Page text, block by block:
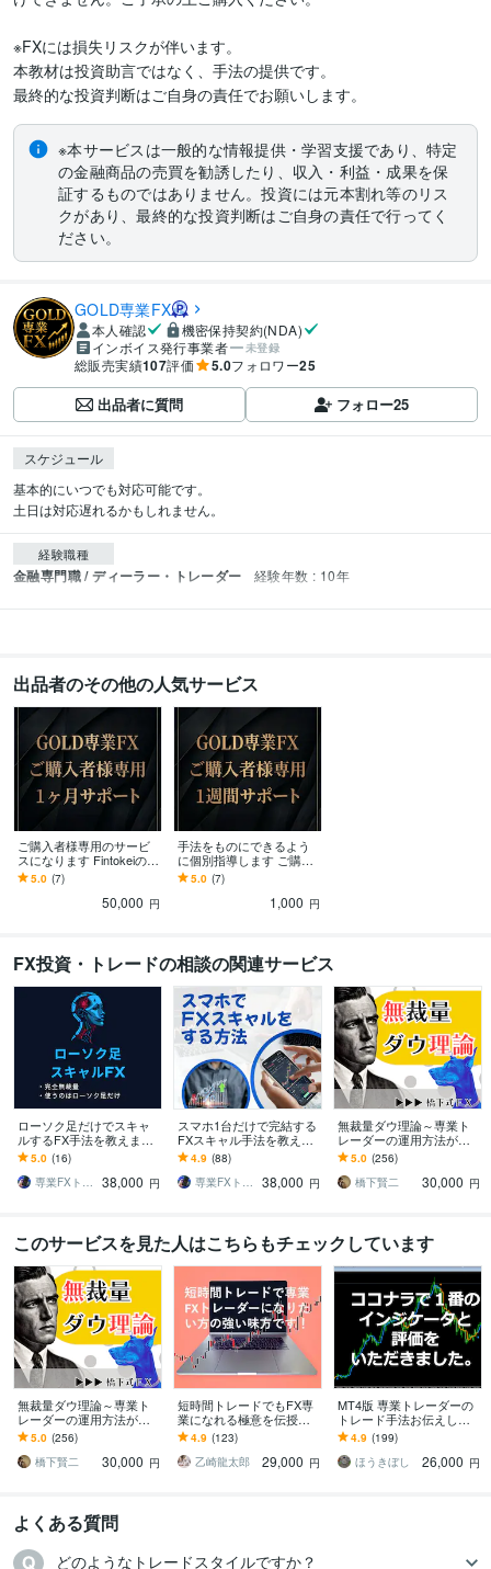
※FXには損失リスクが伴います。
本教材は投資助言ではなく、手法の提供です。
※本サービスは一般的な情報提供・学習支援であり、特定
の金融商品の売買を勧誘したり、収入・利益・成果を保
証するものではありません。投資には元本割れ等のリス
クがあり、最終的な投資判断はご自身の責任で行ってく
ださい。
GOLD専業FX
本人確認
機密保持契約(NDA)
インボイス発行事業者
未登録
総販売実績107評価 5.0フォロワー25
出品者に質問 フォロー25
スケジュール
基本的にいつでも対応可能です。
土日は対応遅れるかもしれません。
経験職種
金融専門職 / ディーラー・トレーダー 経験年数 : 10年
出品者のその他の人気サービス
ご購入者様専用のサービ
スになります Fintokeiの評
価ステップ合格者4名出し
ています。
5.0 (7)
50,000 円
手法をものにできるよう
に個別指導します ご購入
者様専用で、お一人様一
度限りとなります。
5.0 (7)
1,000 円
FX投資・トレードの相談の関連サービス
ローソク足だけでスキャ
ルするFX手法を教えます
エントリーチャンスが多
く、短い時間で完結するF
X手法
5.0 (16)
専業FXトレーダーK
38,000 円
スマホ1台だけで完結する
FXスキャル手法を教えま
す 空いた時間にスマホだ
けでトレードできる無裁
量FXスキャル手法
4.9 (88)
専業FXトレーダーK
38,000 円
無裁量ダウ理論～専業ト
レーダーの運用方法が在
ります 理屈不要▶メンタ
ル不要▶張り付き不要 F
Xはただの作業である
5.0 (256)
橋下賢二
30,000 円
このサービスを見た人はこちらもチェックしています
無裁量ダウ理論～専業ト
レーダーの運用方法が在
ります 理屈不要▶メンタ
ル不要▶張り付き不要 F
Xはただの作業である
5.0 (256)
橋下賢二
30,000 円
短時間トレードでもFX専
業になれる極意を伝授し
ます 病気などの諸事情で
早期にFX収入を確保した
い方にも最適です!
4.9 (123)
乙崎龍太郎
29,000 円
MT4版 専業トレーダーの
トレード手法お伝えしま
す 専業トレーダーが長年
使ってきた手法です。
4.9 (199)
ほうきぼし
26,000 円
よくある質問
どのようなトレードスタイルですか？